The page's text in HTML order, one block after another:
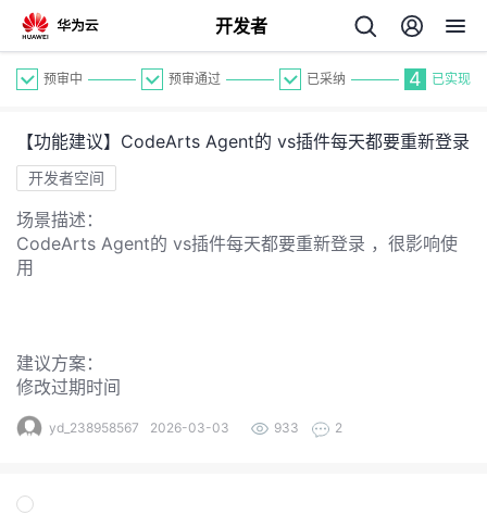
开发者
个
主
页
的
开
预审中 预审通过 已采纳 4 已实现
【功能建议】CodeArts Agent的 vs插件每天都要重新登录
开发者空间
场景描述：
CodeArts Agent的 vs插件每天都要重新登录 ，很影响使
用
建议方案：
修改过期时间
yd_238958567 2026-03-03 933 2